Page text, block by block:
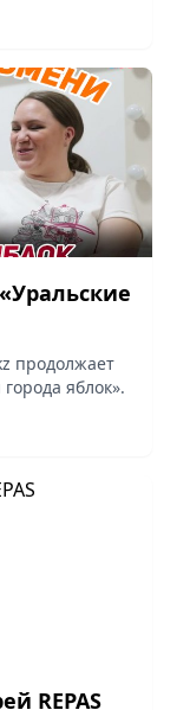
продолжает
яблок».
REPAS